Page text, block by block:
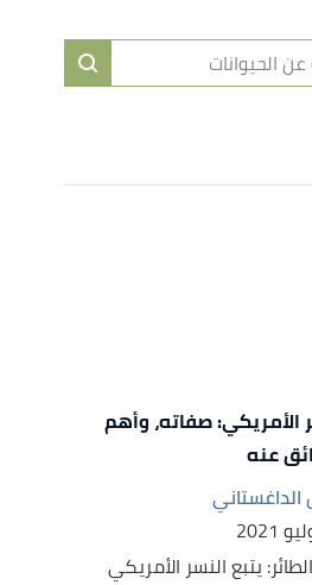
الأمريكي: صفاته، وأهم
عنه
يتبع النسر الأمريكي